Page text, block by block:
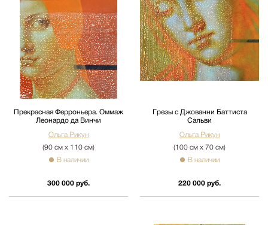
Прекрасная Ферроньера. Оммаж
Леонардо да Винчи
Ольга Рикун
(90 см х 110 см)
В наличии
300 000 руб.
Грезы с Джованни Баттиста
Сальви
Ольга Рикун
(100 см х 70 см)
В наличии
220 000 руб.